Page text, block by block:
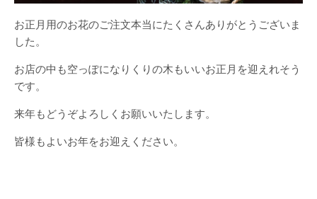
お正月用のお花のご注文本当にたくさんありがとうございま
した。
お店の中も空っぽになりくりの木もいいお正月を迎えれそう
です。
来年もどうぞよろしくお願いいたします。
皆様もよいお年をお迎えください。